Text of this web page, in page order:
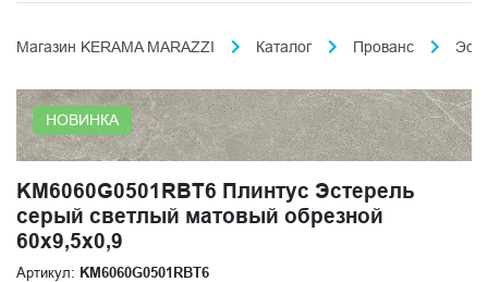
Магазин KERAMA MARAZZI Каталог Прованс
НОВИНКА
KM6060G0501RBT6 Плинтус Эстерель
серый светлый матовый обрезной
60x9,5x0,9
Артикул: KM6060G0501RBT6